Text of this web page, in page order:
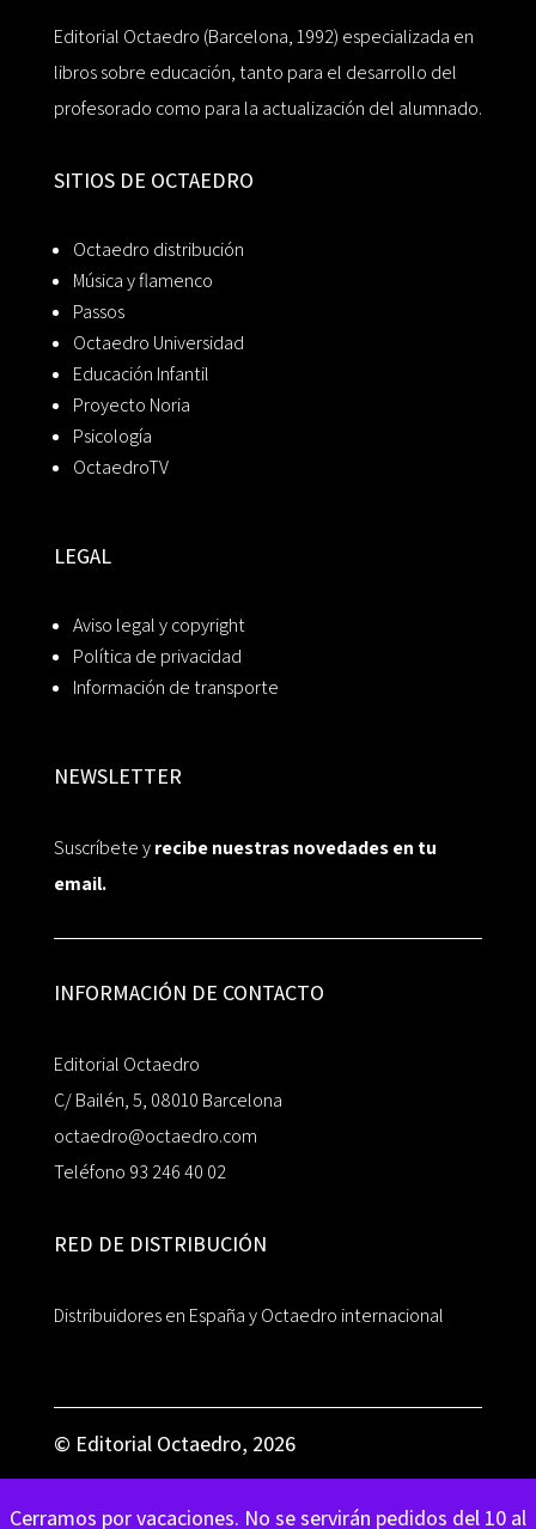
Cerramos por vacaciones. No se servirán pedidos del 10 al
Editorial Octaedro (Barcelona, 1992) especializada en
libros sobre educación, tanto para el desarrollo del
profesorado como para la actualización del alumnado.
SITIOS DE OCTAEDRO
Octaedro distribución
Música y flamenco
Passos
Octaedro Universidad
Educación Infantil
Proyecto Noria
Psicología
OctaedroTV
LEGAL
Aviso legal y copyright
Política de privacidad
Información de transporte
NEWSLETTER
Suscríbete yrecibe nuestras novedades en tu
email.
INFORMACIÓN DE CONTACTO
Editorial Octaedro
C/ Bailén, 5, 08010 Barcelona
octaedro@octaedro.com
Teléfono 93 246 40 02
RED DE DISTRIBUCIÓN
Distribuidores en España y Octaedro internacional
© Editorial Octaedro, 2026